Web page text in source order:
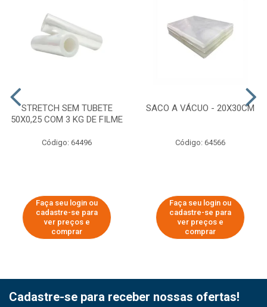
STRETCH SEM TUBETE
50X0,25 COM 3 KG DE FILME
Código: 64496
Faça seu login ou
cadastre-se para
ver preços e
comprar
SACO A VÁCUO - 20X30CM
Código: 64566
Faça seu login ou
cadastre-se para
ver preços e
comprar
Cadastre-se para receber nossas ofertas!